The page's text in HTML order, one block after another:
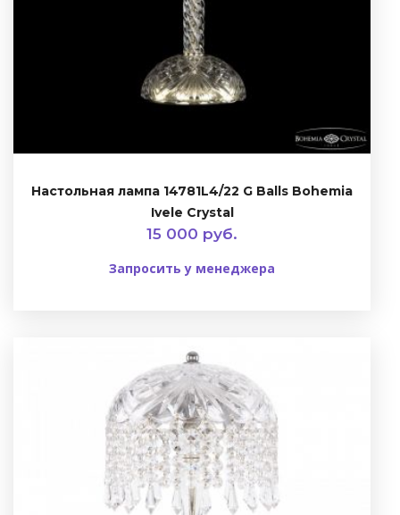
Настольная лампа 14781L4/22 G Balls Bohemia
Ivele Crystal
15 000 руб.
Запросить у менеджера